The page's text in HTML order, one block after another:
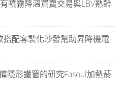
噴霧降溫買賣交易與LBV熟齡
搭配客製化沙發幫助昇降機電
隱形鐵窗的研究Fasoul加熱菸